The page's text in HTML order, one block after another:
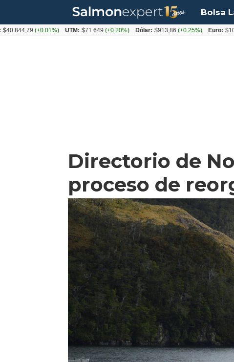
Bolsa
Directorio de
proceso de
(+0.01%) UTM: $71.649(+0.20%) Dólar: $913,86(+0.25%) Euro: $1053,08